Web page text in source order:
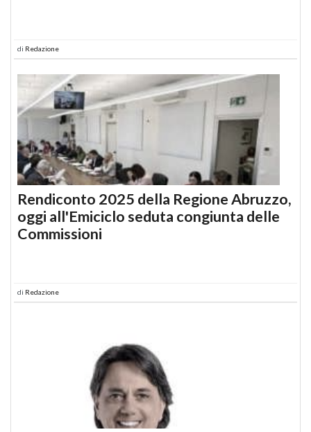
di Redazione
Rendiconto 2025 della Regione Abruzzo,
oggi all'Emiciclo seduta congiunta delle
Commissioni
di Redazione